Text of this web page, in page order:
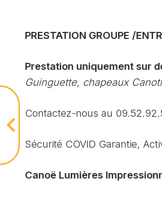
PRESTATION GROUPE /
Prestation uniquement sur
Guinguette, chapeaux
Contactez-nous au
Sécurité COVID Garantie,
Canoë Lumières